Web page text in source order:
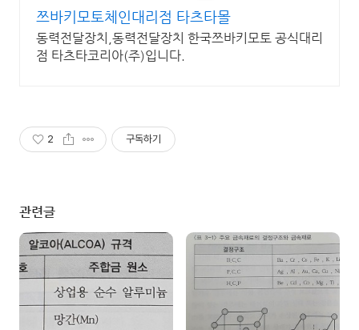
쯔바키모토체인대리점 타츠타몰
동력전달장치,동력전달장치 한국쯔바키모토 공식대리
점 타츠타코리아(주)입니다.
2 구독하기
관련글